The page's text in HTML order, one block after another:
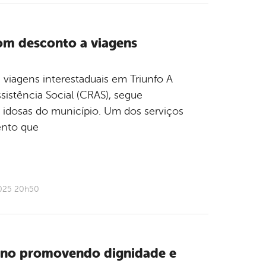
desconto a viagens
interestaduais em Triunfo A
Social (CRAS), segue
do município. Um dos serviços
que
20h50
promovendo dignidade e